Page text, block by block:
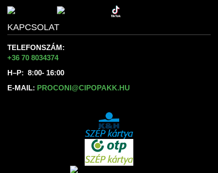
KAPCSOLAT
TELEFONSZÁM:
+36 70 8034374
H–P: 8:00- 16:00
E-MAIL: PROCONI@CIPOPAKK.HU